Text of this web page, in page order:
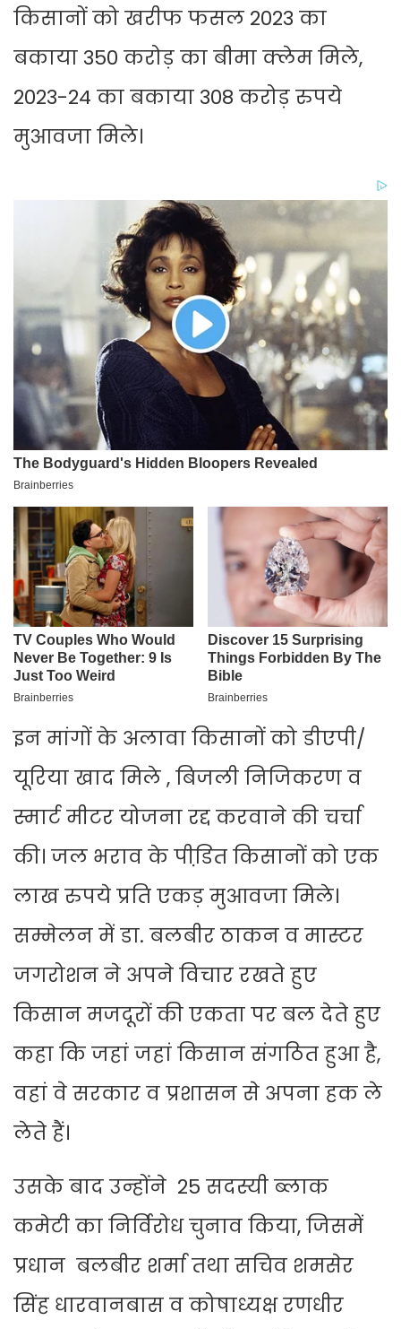
किसानों को खरीफ फसल 2023 का
बकाया 350 करोड़ का बीमा क्लेम मिले,
2023-24 का बकाया 308 करोड़ रुपये
मुआवजा मिले।
इन मांगों के अलावा किसानों को डीएपी/
यूरिया खाद मिले , बिजली निजिकरण व
स्मार्ट मीटर योजना रद्द करवाने की चर्चा
की। जल भराव के पीडि़त किसानों को एक
लाख रुपये प्रति एकड़ मुआवजा मिले।
सम्मेलन में डा. बलबीर ठाकन व मास्टर
जगरोशन ने अपने विचार रखते हुए
किसान मजदूरों की एकता पर बल देते हुए
कहा कि जहां जहां किसान संगठित हुआ है,
वहां वे सरकार व प्रशासन से अपना हक ले
लेते हैं।
उसके बाद उन्होंने 25 सदस्यी ब्लाक
कमेटी का निर्विरोध चुनाव किया, जिसमें
प्रधान बलबीर शर्मा तथा सचिव शमसेर
सिंह धारवानबास व कोषाध्यक्ष रणधीर